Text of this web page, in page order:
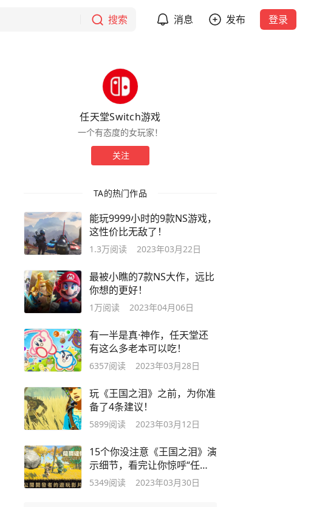
搜索 消息 发布 登录
任天堂Switch游戏
一个有态度的女玩家！
关注
TA的热门作品
能玩9999小时的9款NS游戏，
这性价比无敌了！
1.3万阅读 2023年03月22日
最被小瞧的7款NS大作，远比
你想的更好！
1万阅读 2023年04月06日
有一半是真·神作，任天堂还
有这么多老本可以吃！
6357阅读 2023年03月28日
玩《王国之泪》之前，为你准
备了4条建议！
5899阅读 2023年03月12日
15个你没注意《王国之泪》演
示细节，看完让你惊呼“任天
堂NB”！
5349阅读 2023年03月30日